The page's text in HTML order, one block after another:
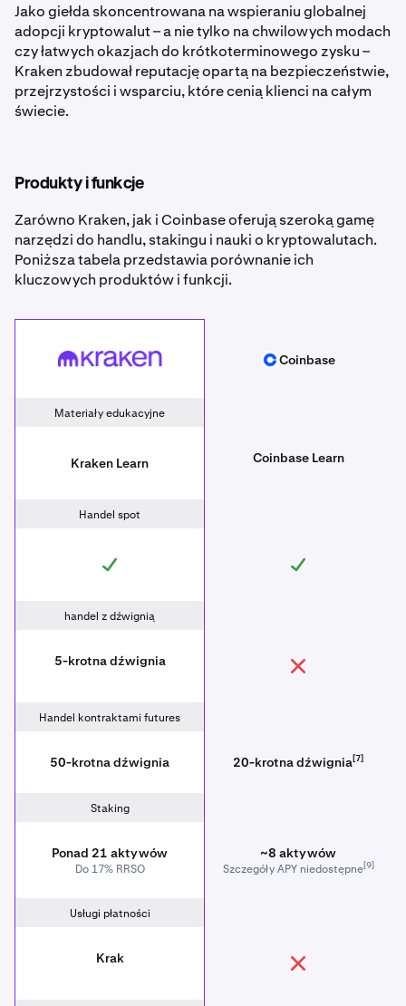
Jako giełda skoncentrowana na wspieraniu globalnej
adopcji kryptowalut – a nie tylko na chwilowych modach
czy łatwych okazjach do krótkoterminowego zysku –
Kraken zbudował reputację opartą na bezpieczeństwie,
przejrzystości i wsparciu, które cenią klienci na całym
świecie.
Produkty i funkcje
Zarówno Kraken, jak i Coinbase oferują szeroką gamę
narzędzi do handlu, stakingu i nauki o kryptowalutach.
Poniższa tabela przedstawia porównanie ich
kluczowych produktów i funkcji.
Kraken Coinbase
Coinbase
Materiały edukacyjne
Kraken Learn Coinbase Learn
Handel spot
handel z dźwignią
5-krotna dźwignia
Handel kontraktami futures
50-krotna dźwignia 20-krotna dźwignia[7]
Staking
Ponad 21 aktywów
Do 17% RRSO
~8 aktywów
Szczegóły APY niedostępne[9]
Usługi płatności
Krak